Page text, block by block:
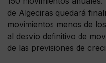
de Algeciras quedará
movimientos menos de
al desvío definitivo de
de las previsiones de